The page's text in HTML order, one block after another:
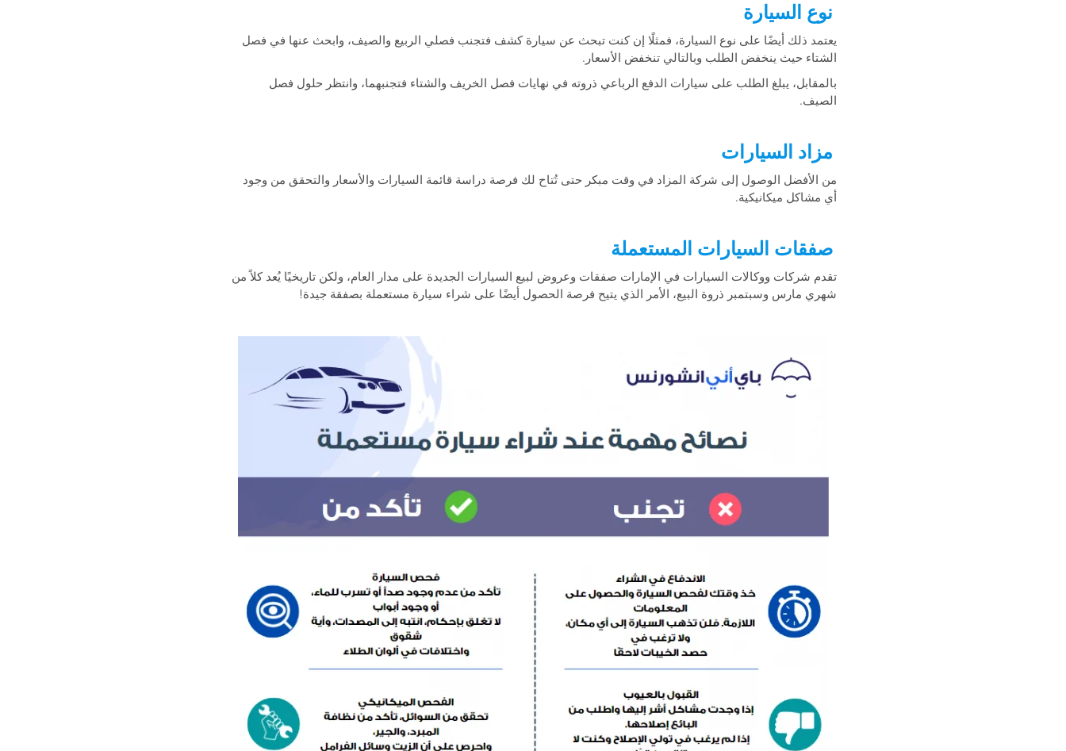
نوع السيارة
يعتمد ذلك أيضًا على نوع السيارة، فمثلًا إن كنت تبحث عن سيارة كشف فتجنب فصلي الربيع والصيف، وابحث عنها في فصل
الشتاء حيث ينخفض الطلب وبالتالي تنخفض الأسعار.
بالمقابل، يبلغ الطلب على سيارات الدفع الرباعي ذروته في نهايات فصل الخريف والشتاء فتجنبهما، وانتظر حلول فصل
الصيف.
مزاد السيارات
من الأفضل الوصول إلى شركة المزاد في وقت مبكر حتى تُتاح لك فرصة دراسة قائمة السيارات والأسعار والتحقق من وجود
أي مشاكل ميكانيكية.
صفقات السيارات المستعملة
تقدم شركات ووكالات السيارات في الإمارات صفقات وعروض لبيع السيارات الجديدة على مدار العام، ولكن تاريخيًا يُعد كلاً من
شهري مارس وسبتمبر ذروة البيع، الأمر الذي يتيح فرصة الحصول أيضًا على شراء سيارة مستعملة بصفقة جيدة!